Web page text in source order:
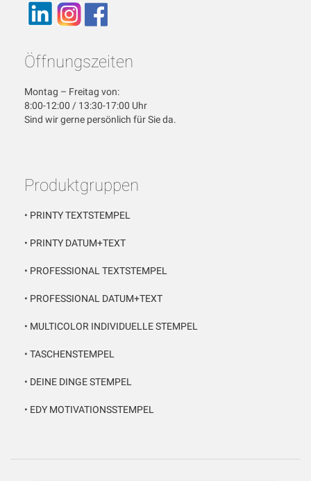
Öffnungszeiten
Montag – Freitag von:
8:00-12:00 / 13:30-17:00 Uhr
Sind wir gerne persönlich für Sie da.
Produktgruppen
• PRINTY TEXTSTEMPEL
• PRINTY DATUM+TEXT
• PROFESSIONAL TEXTSTEMPEL
• PROFESSIONAL DATUM+TEXT
• MULTICOLOR INDIVIDUELLE STEMPEL
• TASCHENSTEMPEL
• DEINE DINGE STEMPEL
• EDY MOTIVATIONSSTEMPEL